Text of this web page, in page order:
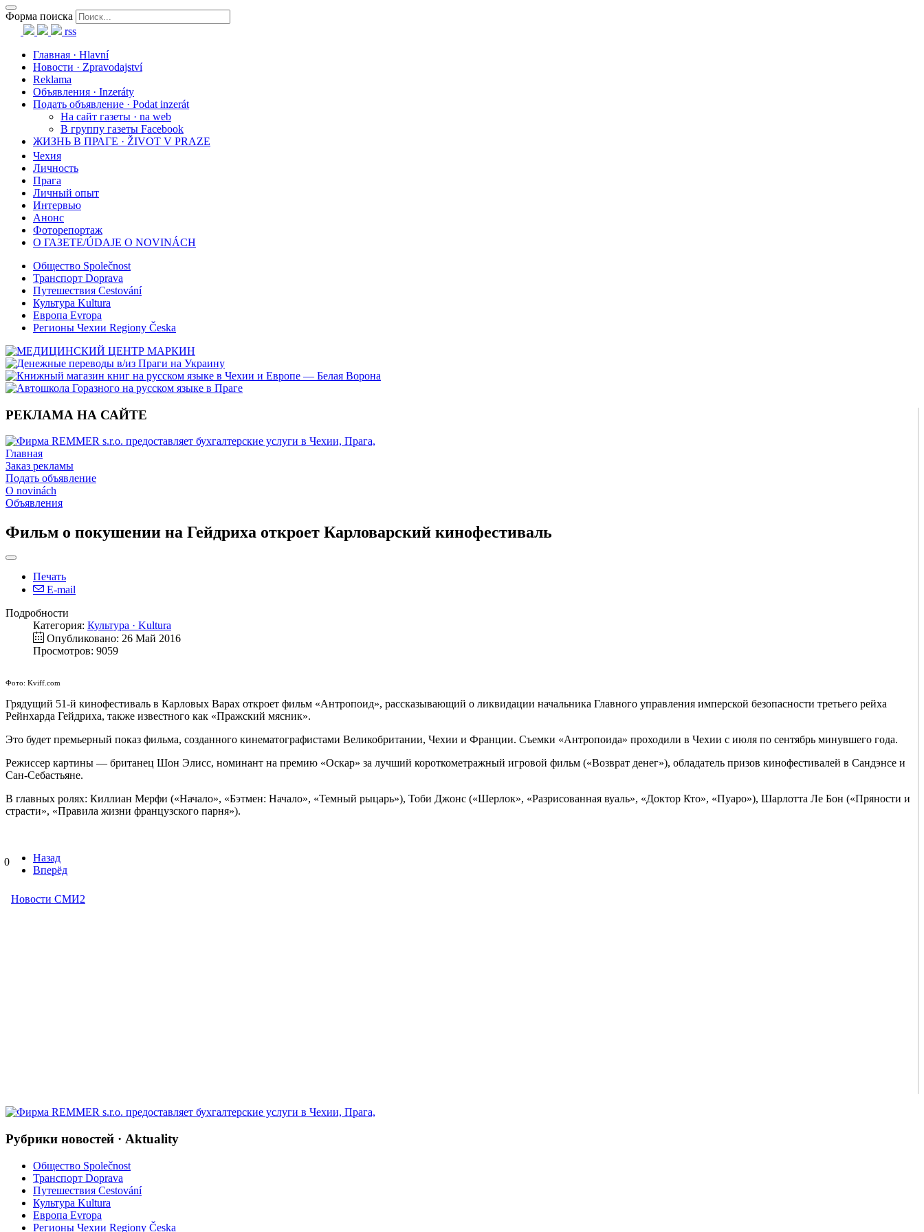
Форма поиска
rss
Главная · Hlavní
Новости · Zpravodajství
Reklama
Объявления · Inzeráty
Подать объявление · Podat inzerát
На сайт газеты · na web
В группу газеты Facebook
ЖИЗНЬ В ПРАГЕ · ŽIVOT V PRAZE
Чехия
Личность
Прага
Личный опыт
Интервью
Анонс
Фоторепортаж
О ГАЗЕТЕ/ÚDAJE O NOVINÁCH
Общество Společnost
Транспорт Doprava
Путешествия Cestování
Культура Kultura
Европа Evropa
Регионы Чехии Regiony Česka
РЕКЛАМА НА САЙТЕ
Главная
Заказ рекламы
Подать объявление
O novinách
Объявления
Фильм о покушении на Гейдриха откроет Карловарский кинофестиваль
Печать
E-mail
Подробности
Категория: Культура · Kultura
Опубликовано: 26 Май 2016
Просмотров: 9059
Фото: Kviff.com
Грядущий 51-й кинофестиваль в Карловых Варах откроет фильм «Антропоид», рассказывающий о ликвидации начальника Главного управления имперской безопасности третьего рейха
Рейнхарда Гейдриха, также известного как «Пражский мясник».
Это будет премьерный показ фильма, созданного кинематографистами Великобритании, Чехии и Франции. Съемки «Антропоида» проходили в Чехии с июля по сентябрь минувшего года.
Режиссер картины — британец Шон Элисс, номинант на премию «Оскар» за лучший короткометражный игровой фильм («Возврат денег»), обладатель призов кинофестивалей в Сандэнсе и
Сан-Себастьяне.
В главных ролях: Киллиан Мерфи («Начало», «Бэтмен: Начало», «Темный рыцарь»), Тоби Джонс («Шерлок», «Разрисованная вуаль», «Доктор Кто», «Пуаро»), Шарлотта Ле Бон («Пряности и
страсти», «Правила жизни французского парня»).
0
Назад
Вперёд
Рубрики новостей · Aktuality
Общество Společnost
Транспорт Doprava
Путешествия Cestování
Культура Kultura
Европа Evropa
Регионы Чехии Regiony Česka